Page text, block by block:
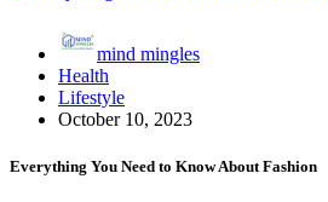
mind mingles
Health
Lifestyle
October 10, 2023
Everything You Need to Know About Fashion